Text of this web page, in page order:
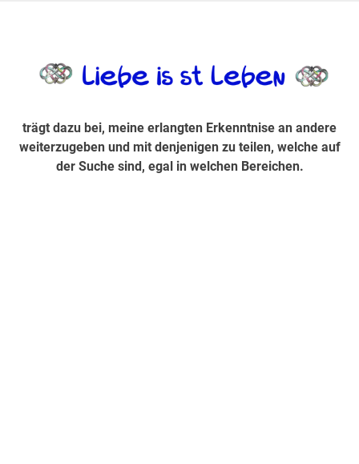
Suche sind, egal in welchen Bereichen.
trägt dazu bei, meine erlangten Erkenntnise an andere
weiterzugeben und mit denjenigen zu teilen, welche auf
der Suche sind, egal in welchen Bereichen.